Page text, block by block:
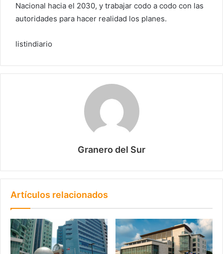
Nacional hacia el 2030, y trabajar codo a codo con las
autoridades para hacer realidad los planes.
listindiario
Granero del Sur
Artículos relacionados